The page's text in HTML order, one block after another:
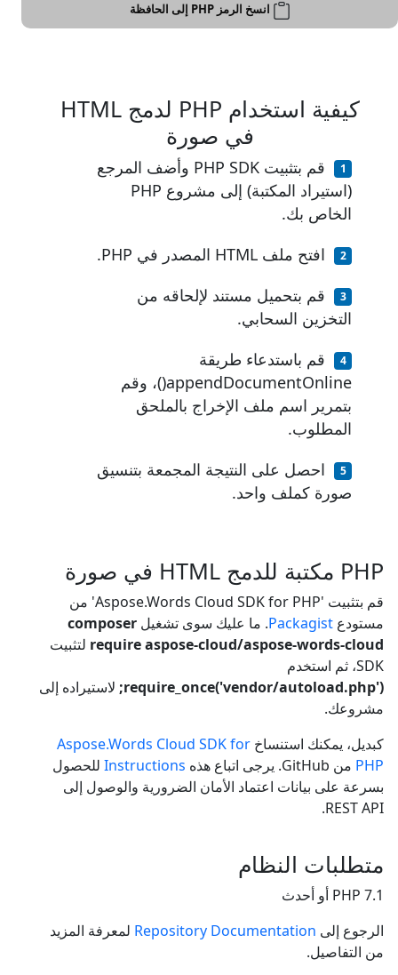
انسخ الرمز PHP إلى الحافظة
كيفية استخدام PHP لدمج HTML
في صورة
قم بتثبيت PHP SDK وأضف المرجع
(استيراد المكتبة) إلى مشروع PHP
الخاص بك.
افتح ملف HTML المصدر في PHP.
قم بتحميل مستند لإلحاقه من
التخزين السحابي.
قم باستدعاء طريقة
appendDocumentOnline()، وقم
بتمرير اسم ملف الإخراج بالملحق
المطلوب.
احصل على النتيجة المجمعة بتنسيق
صورة كملف واحد.
PHP مكتبة للدمج HTML في صورة
قم بتثبيت 'Aspose.Words Cloud SDK for PHP' من
مستودع Packagist. ما عليك سوى تشغيل composer
require aspose-cloud/aspose-words-cloud لتثبيت
SDK، ثم استخدم
require_once('vendor/autoload.php'); لاستيراده إلى
مشروعك.
كبديل، يمكنك استنساخ Aspose.Words Cloud SDK for
PHP من GitHub. يرجى اتباع هذه Instructions للحصول
بسرعة على بيانات اعتماد الأمان الضرورية والوصول إلى
REST API.
متطلبات النظام
PHP 7.1 أو أحدث
الرجوع إلى Repository Documentation لمعرفة المزيد
من التفاصيل.